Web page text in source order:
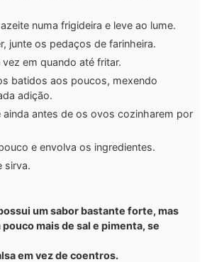
numa frigideira e leve ao lume.
junte os pedaços de farinheira.
em quando até fritar.
batidos aos poucos, mexendo
adição.
ainda antes de os ovos cozinharem por
e envolva os ingredientes.
sirva.
um sabor bastante forte, mas
mais de sal e pimenta, se
em vez de coentros.